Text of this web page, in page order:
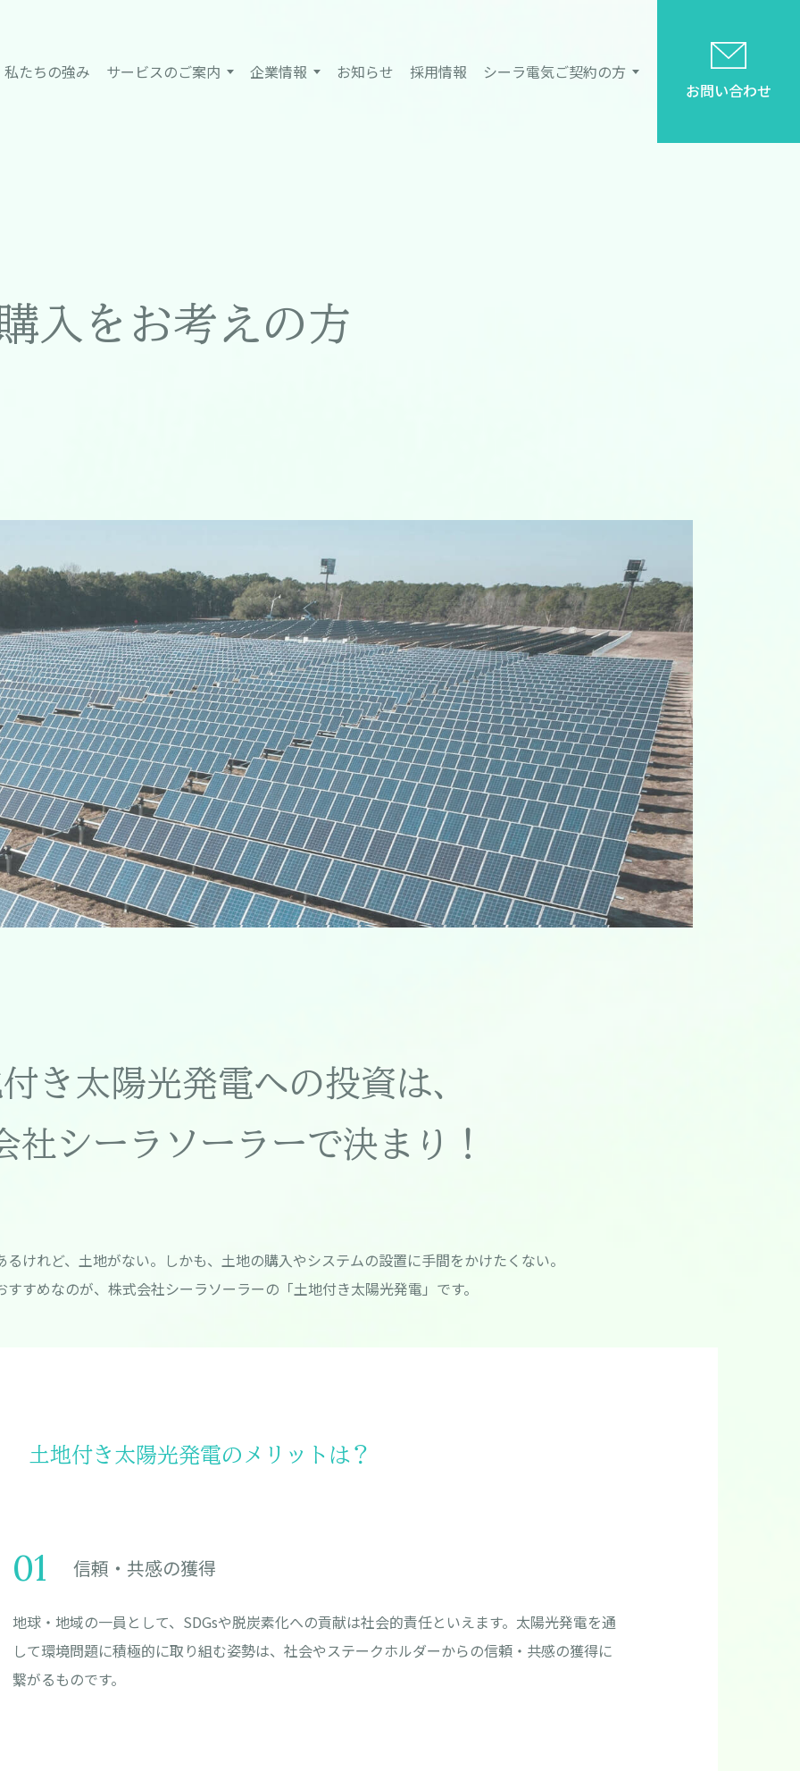
私たちの強み サービスのご案内 企業情報 お知らせ 採用情報
シーラ電気ご契約の方
お問い合わせ
入をお考えの方
き太陽光発電への投資は、
社シーラソーラーで決まり！
けれど、土地がない。しかも、土地の購入やシステムの設置に手間をかけたくない。
すすめなのが、株式会社シーラソーラーの「土地付き太陽光発電」です。
土地付き太陽光発電のメリットは？
01 信頼・共感の獲得
地球・地域の一員として、SDGsや脱炭素化への貢献は社会的責任といえます。太陽光発電を通
して環境問題に積極的に取り組む姿勢は、社会やステークホルダーからの信頼・共感の獲得に
繋がるものです。